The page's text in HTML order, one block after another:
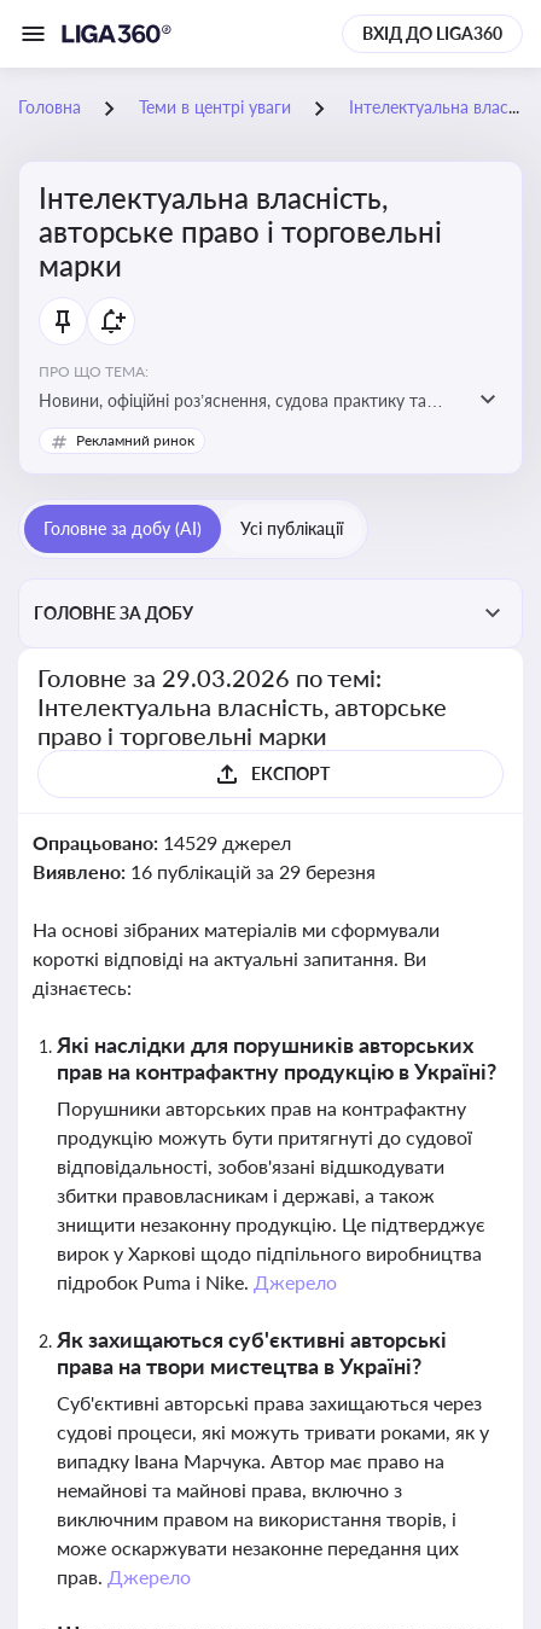
ВХІД ДО LIGA360
Головна Теми в центрі уваги Інтелектуальна власність, авторське право і торговельні марки
Інтелектуальна власність,
авторське право і торговельні
марки
ПРО ЩО ТЕМА:
Новини, офіційні роз’яснення, судова практику та
експертні матеріали, що стосуються авторського
права, реєстрації та захисту торговельних марок,
власності, а також змін у законодавстві у цій сфері
Рекламний ринок
Головне за добу (AI) Усі публікації
ГОЛОВНЕ ЗА ДОБУ
Головне за 29.03.2026 по темі:
Інтелектуальна власність, авторське
право і торговельні марки
ЕКСПОРТ
Опрацьовано: 14529 джерел
Виявлено: 16 публікацій за 29 березня
На основі зібраних матеріалів ми сформували
короткі відповіді на актуальні запитання. Ви
дізнаєтесь:
Які наслідки для порушників авторських
прав на контрафактну продукцію в Україні?
Порушники авторських прав на контрафактну
продукцію можуть бути притягнуті до судової
відповідальності, зобов'язані відшкодувати
збитки правовласникам і державі, а також
знищити незаконну продукцію. Це підтверджує
вирок у Харкові щодо підпільного виробництва
підробок Puma і Nike. Джерело
Як захищаються суб'єктивні авторські
права на твори мистецтва в Україні?
Суб'єктивні авторські права захищаються через
судові процеси, які можуть тривати роками, як у
випадку Івана Марчука. Автор має право на
немайнові та майнові права, включно з
виключним правом на використання творів, і
може оскаржувати незаконне передання цих
прав. Джерело